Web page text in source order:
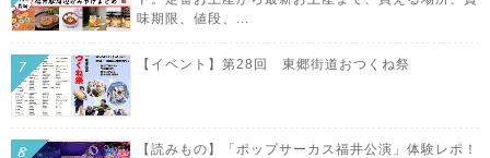
味期限、値段、...
【イベント】第28回 東郷街道おつくね祭
【読みもの】「ポップサーカス福井公演」体験レポ！